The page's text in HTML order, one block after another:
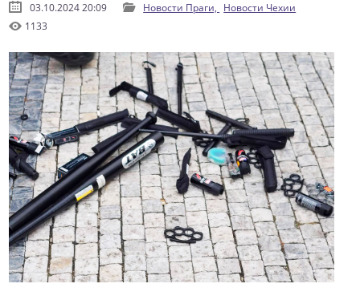
03.10.2024 20:09 Новости Праги, Новости Чехии
1133